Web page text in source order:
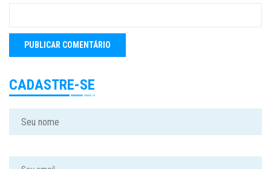
CADASTRE-SE